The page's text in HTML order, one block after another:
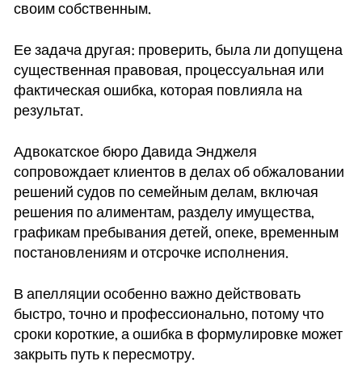
своим собственным.
Ее задача другая: проверить, была ли допущена
существенная правовая, процессуальная или
фактическая ошибка, которая повлияла на
результат.
Адвокатское бюро Давида Энджеля
сопровождает клиентов в делах об обжаловании
решений судов по семейным делам, включая
решения по алиментам, разделу имущества,
графикам пребывания детей, опеке, временным
постановлениям и отсрочке исполнения.
В апелляции особенно важно действовать
быстро, точно и профессионально, потому что
сроки короткие, а ошибка в формулировке может
закрыть путь к пересмотру.